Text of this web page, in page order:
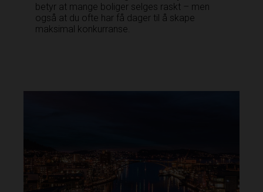
betyr at mange boliger selges raskt – men
også at du ofte har få dager til å skape
maksimal konkurranse.